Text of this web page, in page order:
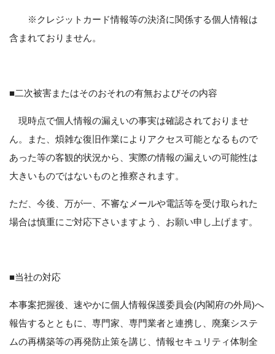
※クレジットカード情報等の決済に関係する個人情報は
含まれておりません。
■二次被害またはそのおそれの有無およびその内容
現時点で個人情報の漏えいの事実は確認されておりませ
ん。また、煩雑な復旧作業によりアクセス可能となるもので
あった等の客観的状況から、実際の情報の漏えいの可能性は
大きいものではないものと推察されます。
ただ、今後、万が一、不審なメールや電話等を受け取られた
場合は慎重にご対応下さいますよう、お願い申し上げます。
■当社の対応
本事案把握後、速やかに個人情報保護委員会(内閣府の外局)へ
報告するとともに、専門家、専門業者と連携し、廃棄システ
ムの再構築等の再発防止策を講じ、情報セキュリティ体制全